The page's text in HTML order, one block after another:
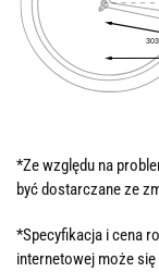
*Ze względu na
być dostarczane ze
*Specyfikacja i cena
internetowej może